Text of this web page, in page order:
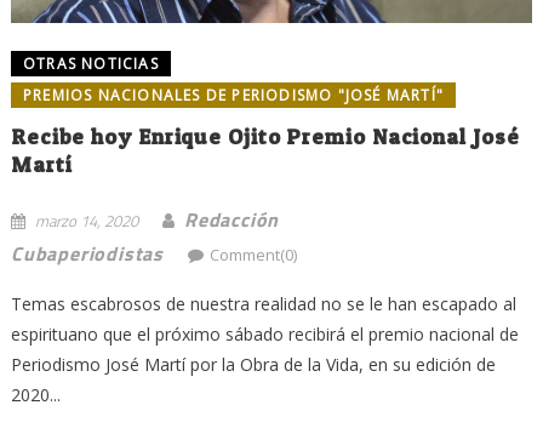
OTRAS NOTICIAS
PREMIOS NACIONALES DE PERIODISMO "JOSÉ MARTÍ"
Recibe hoy Enrique Ojito Premio Nacional José
Martí
marzo 14, 2020
Redacción
Cubaperiodistas
Comment(0)
Temas escabrosos de nuestra realidad no se le han escapado al
espirituano que el próximo sábado recibirá el premio nacional de
Periodismo José Martí por la Obra de la Vida, en su edición de
2020...